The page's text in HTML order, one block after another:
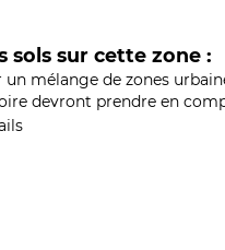
sols sur cette zone :
mélange de zones
devront prendre en